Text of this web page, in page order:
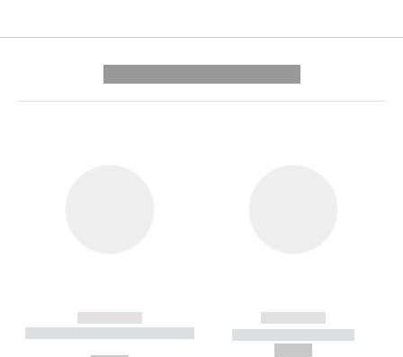
------------
----------- ----------- --------
------------
----------- -----------